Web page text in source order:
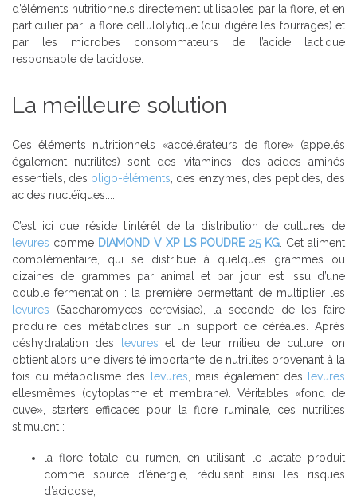
d’éléments nutritionnels directement utilisables par la flore, et en
particulier par la flore cellulolytique (qui digère les fourrages) et
par les microbes consommateurs de l’acide lactique
responsable de l’acidose.
La meilleure solution
Ces éléments nutritionnels «accélérateurs de flore» (appelés
également nutrilites) sont des vitamines, des acides aminés
essentiels, des oligo-éléments, des enzymes, des peptides, des
acides nucléïques....
C’est ici que réside l’intérêt de la distribution de cultures de
levures comme DIAMOND V XP LS POUDRE 25 KG. Cet aliment
complémentaire, qui se distribue à quelques grammes ou
dizaines de grammes par animal et par jour, est issu d’une
double fermentation : la première permettant de multiplier les
levures (Saccharomyces cerevisiae), la seconde de les faire
produire des métabolites sur un support de céréales. Après
déshydratation des levures et de leur milieu de culture, on
obtient alors une diversité importante de nutrilites provenant à la
fois du métabolisme des levures, mais également des levures
ellesmêmes (cytoplasme et membrane). Véritables «fond de
cuve», starters efficaces pour la flore ruminale, ces nutrilites
stimulent :
la flore totale du rumen, en utilisant le lactate produit
comme source d’énergie, réduisant ainsi les risques
d’acidose,